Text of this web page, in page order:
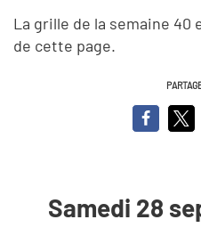
La grille de la semaine 40
de cette page.
Samedi 28